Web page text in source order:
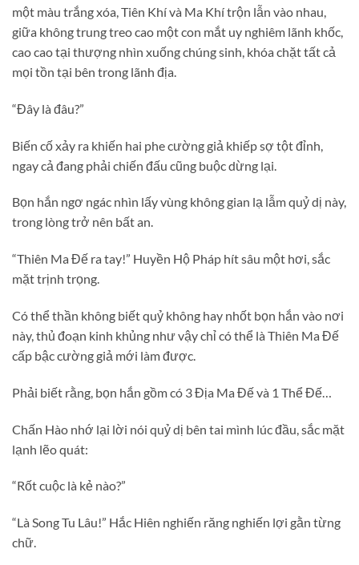
một màu trắng xóa, Tiên Khí và Ma Khí trộn lẫn vào nhau,
giữa không trung treo cao một con mắt uy nghiêm lãnh khốc,
cao cao tại thượng nhìn xuống chúng sinh, khóa chặt tất cả
mọi tồn tại bên trong lãnh địa.
“Đây là đâu?”
Biến cố xảy ra khiến hai phe cường giả khiếp sợ tột đỉnh,
ngay cả đang phải chiến đấu cũng buộc dừng lại.
Bọn hắn ngơ ngác nhìn lấy vùng không gian lạ lẫm quỷ dị này,
trong lòng trở nên bất an.
“Thiên Ma Đế ra tay!” Huyền Hộ Pháp hít sâu một hơi, sắc
mặt trịnh trọng.
Có thể thần không biết quỷ không hay nhốt bọn hắn vào nơi
này, thủ đoạn kinh khủng như vậy chỉ có thể là Thiên Ma Đế
cấp bậc cường giả mới làm được.
Phải biết rằng, bọn hắn gồm có 3 Địa Ma Đế và 1 Thể Đế…
Chấn Hào nhớ lại lời nói quỷ dị bên tai mình lúc đầu, sắc mặt
lạnh lẽo quát:
“Rốt cuộc là kẻ nào?”
“Là Song Tu Lâu!” Hắc Hiên nghiến răng nghiến lợi gằn từng
chữ.